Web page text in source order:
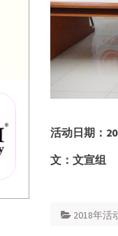
活动日期：
文：文宣组
2018年活